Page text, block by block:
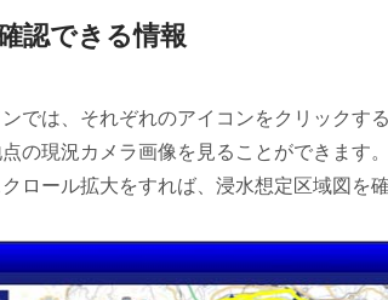
認できる情報
では、それぞれのアイコンをクリックす
の現況カメラ画像を見ることができます。
ロール拡大をすれば、浸水想定区域図を